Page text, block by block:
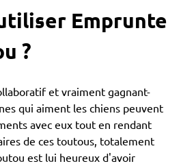
Emprunte
?
et vraiment gagnant-
qui aiment les chiens peuvent
avec eux tout en rendant
de ces toutous, totalement
est lui heureux d'avoir